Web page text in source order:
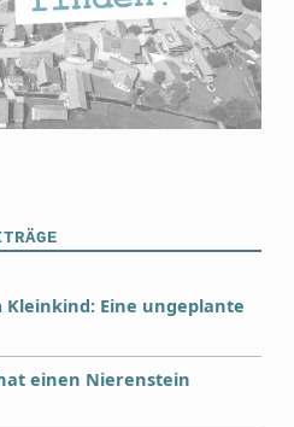
Eine ungeplante
einen Nierenstein